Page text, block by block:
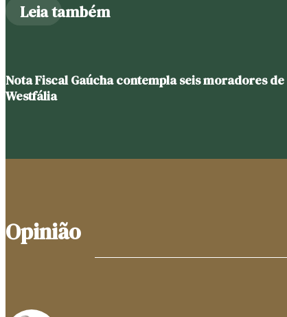
Leia também
Nota Fiscal Gaúcha contempla seis moradores de
Westfália
Opinião